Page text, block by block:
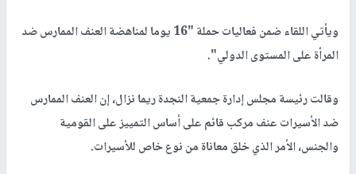
ويأتي اللقاء ضمن فعاليات حملة "16 يوما لمناهضة العنف الممارس ضد
المرأة على المستوى الدولي".
وقالت رئيسة مجلس إدارة جمعية النجدة ريما نزال، إن العنف الممارس
ضد الأسيرات عنف مركب قائم على أساس التمييز على القومية
والجنس، الأمر الذي خلق معاناة من نوع خاص للأسيرات.